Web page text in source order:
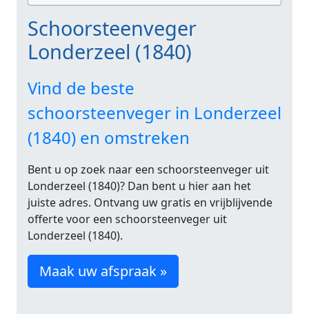
Schoorsteenveger
Londerzeel (1840)
Vind de beste
schoorsteenveger in Londerzeel
(1840) en omstreken
Bent u op zoek naar een schoorsteenveger uit
Londerzeel (1840)? Dan bent u hier aan het
juiste adres. Ontvang uw gratis en vrijblijvende
offerte voor een schoorsteenveger uit
Londerzeel (1840).
Maak uw afspraak »